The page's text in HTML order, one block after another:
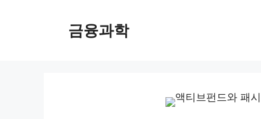
금융과학